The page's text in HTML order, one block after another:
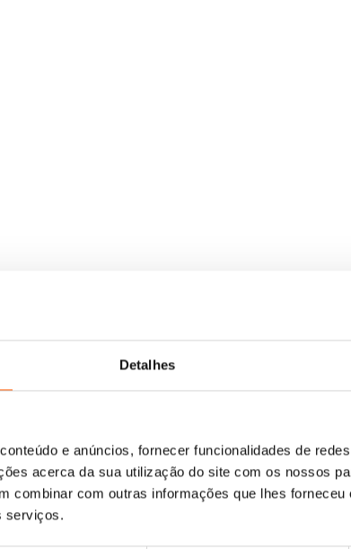
Detalhes
e anúncios, fornecer funcionalidades de
acerca da sua utilização do site com os nossos
combinar com outras informações que lhes
serviços.
Nenhum resultado encontrado.